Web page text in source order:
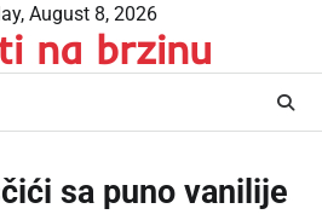
August 8, 2026
na brzinu
sa puno vanilije